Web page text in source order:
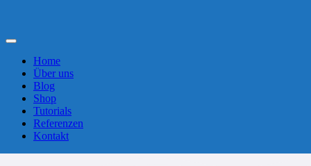
Toggle
NavigationHome
Über uns
Blog
Shop
Tutorials
Referenzen
Kontakt